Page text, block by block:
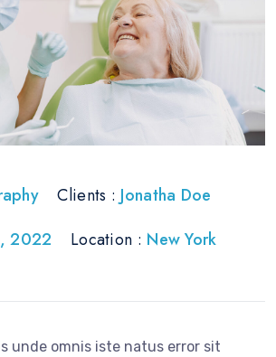
Clients : Jonatha Doe
2022 Location : New York
unde omnis iste natus error sit